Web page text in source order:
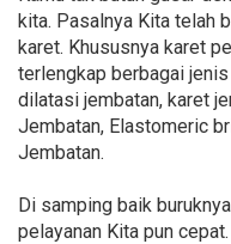
kita. Pasalnya Kita telah
karet. Khususnya karet
terlengkap berbagai
dilatasi jembatan, karet
Jembatan, Elastomeric
Jembatan.
Di samping baik
pelayanan Kita pun